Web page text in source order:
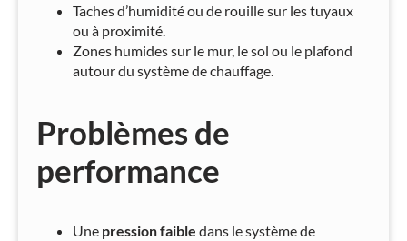
Taches d’humidité ou de rouille sur les tuyaux
ou à proximité.
Zones humides sur le mur, le sol ou le plafond
autour du système de chauffage.
Problèmes de
performance
Une pression faible dans le système de